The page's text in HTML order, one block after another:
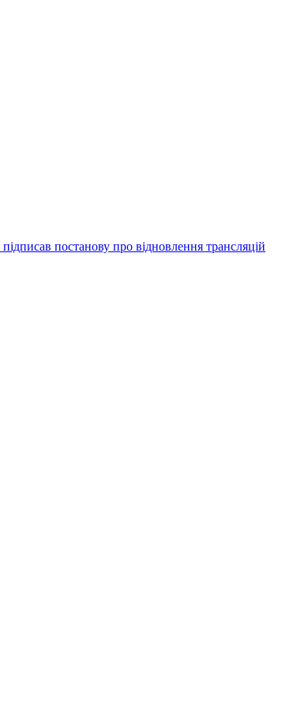
постанову про відновлення трансляцій